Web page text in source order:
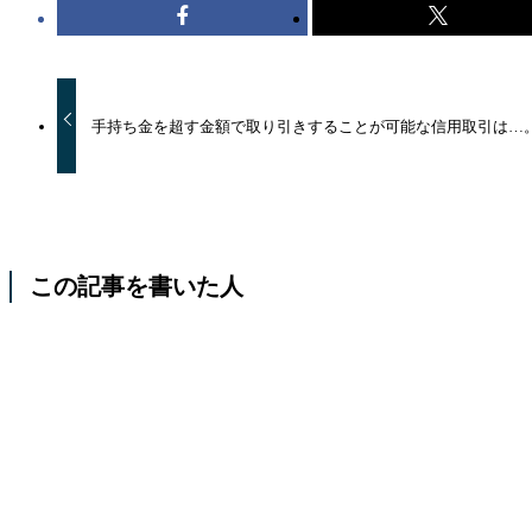
手持ち金を超す金額で取り引きすることが可能な信用取引は…
この記事を書いた人